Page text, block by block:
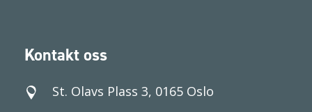
Kontakt oss
St. Olavs Plass 3, 0165 Oslo